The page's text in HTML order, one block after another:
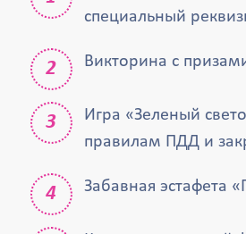
специальный
Викторина с
Игра «Зеленый
правилам ПДД и
Забавная